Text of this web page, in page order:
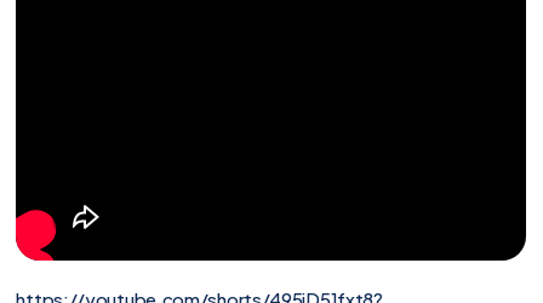
https://youtube.com/shorts/495iD51fxt8?